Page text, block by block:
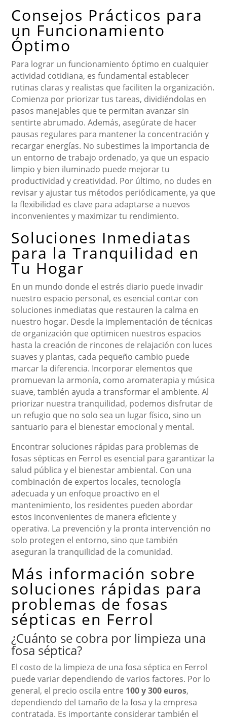
Consejos Prácticos para
un Funcionamiento
Óptimo
Para lograr un funcionamiento óptimo en cualquier
actividad cotidiana, es fundamental establecer
rutinas claras y realistas que faciliten la organización.
Comienza por priorizar tus tareas, dividiéndolas en
pasos manejables que te permitan avanzar sin
sentirte abrumado. Además, asegúrate de hacer
pausas regulares para mantener la concentración y
recargar energías. No subestimes la importancia de
un entorno de trabajo ordenado, ya que un espacio
limpio y bien iluminado puede mejorar tu
productividad y creatividad. Por último, no dudes en
revisar y ajustar tus métodos periódicamente, ya que
la flexibilidad es clave para adaptarse a nuevos
inconvenientes y maximizar tu rendimiento.
Soluciones Inmediatas
para la Tranquilidad en
Tu Hogar
En un mundo donde el estrés diario puede invadir
nuestro espacio personal, es esencial contar con
soluciones inmediatas que restauren la calma en
nuestro hogar. Desde la implementación de técnicas
de organización que optimicen nuestros espacios
hasta la creación de rincones de relajación con luces
suaves y plantas, cada pequeño cambio puede
marcar la diferencia. Incorporar elementos que
promuevan la armonía, como aromaterapia y música
suave, también ayuda a transformar el ambiente. Al
priorizar nuestra tranquilidad, podemos disfrutar de
un refugio que no solo sea un lugar físico, sino un
santuario para el bienestar emocional y mental.
Encontrar soluciones rápidas para problemas de
fosas sépticas en Ferrol es esencial para garantizar la
salud pública y el bienestar ambiental. Con una
combinación de expertos locales, tecnología
adecuada y un enfoque proactivo en el
mantenimiento, los residentes pueden abordar
estos inconvenientes de manera eficiente y
operativa. La prevención y la pronta intervención no
solo protegen el entorno, sino que también
aseguran la tranquilidad de la comunidad.
Más información sobre
soluciones rápidas para
problemas de fosas
sépticas en Ferrol
¿Cuánto se cobra por limpieza una
fosa séptica?
El costo de la limpieza de una fosa séptica en Ferrol
puede variar dependiendo de varios factores. Por lo
general, el precio oscila entre 100 y 300 euros,
dependiendo del tamaño de la fosa y la empresa
contratada. Es importante considerar también el